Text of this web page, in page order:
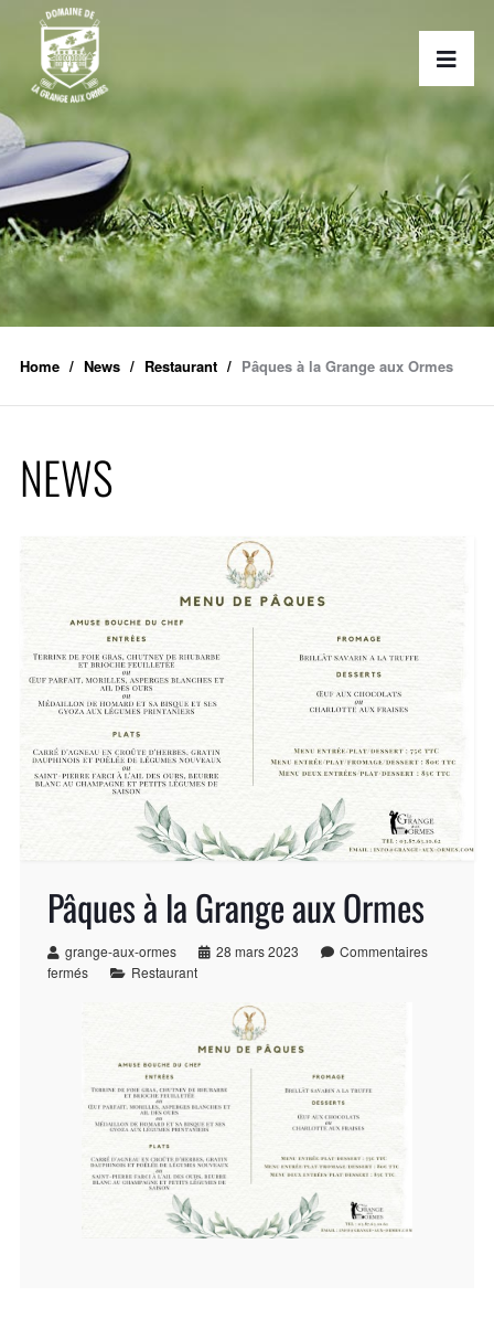
Home News Restaurant Pâques à la Grange aux Ormes
NEWS
Pâques à la Grange aux Ormes
grange-aux-ormes 28 mars 2023
Commentaires
fermés
Restaurant